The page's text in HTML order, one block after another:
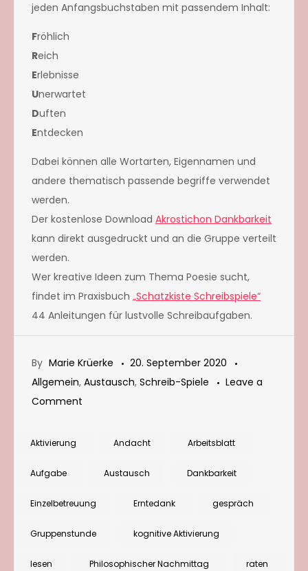
jeden Anfangsbuchstaben mit passendem Inhalt:
Fröhlich
Reich
Erlebnisse
Unerwartet
Duften
Entdecken
Dabei können alle Wortarten, Eigennamen und
andere thematisch passende begriffe verwendet
werden.
Der kostenlose Download Akrostichon Dankbarkeit
kann direkt ausgedruckt und an die Gruppe verteilt
werden.
Wer kreative Ideen zum Thema Poesie sucht,
findet im Praxisbuch „Schatzkiste Schreibspiele“
44 Anleitungen für lustvolle Schreibaufgaben.
By Marie Krüerke
20. September 2020
Allgemein, Austausch, Schreib-Spiele
Leave a
Comment
Schreibspiel
Thema
„Erntedank“
„Dankbarkeit“
Aktivierung Andacht Arbeitsblatt
Aufgabe Austausch Dankbarkeit
Einzelbetreuung Erntedank gespräch
Gruppenstunde kognitive Aktivierung
lesen Philosophischer Nachmittag raten